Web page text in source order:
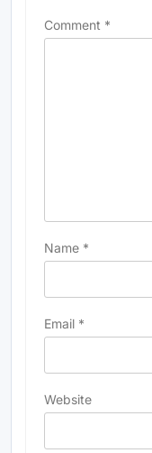
Comment *
Name *
Email *
Website